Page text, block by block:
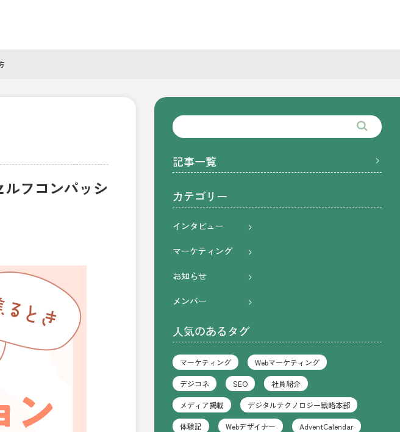
フコンパッシ
記事一覧
カテゴリー
インタビュー
マーケティング
お知らせ
メンバー
人気のあるタグ
マーケティング Webマーケティング
デジコネ SEO 社員紹介
メディア掲載 デジタルテクノロジー戦略本部
体験記 Webデザイナー AdventCalendar